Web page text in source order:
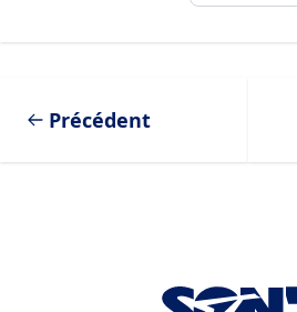
Précédent